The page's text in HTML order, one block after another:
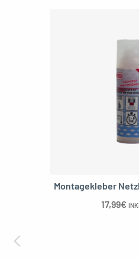
Montagekleber
17,99€